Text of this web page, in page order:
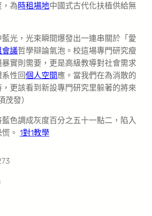
為時租場地中國式古代化扶植供給無
光，光束瞬間爆發出一連串關於「愛
會議哲學辯論氣泡。校這場專門研究瘦
實則需要，更是高級教導對社會需求
性回個人空間應。當我們在為消散的
更該看到新設專門研究里躲著的將來
茂發）
色調成灰度百分之五十一點二，陷入
。 1對1教學